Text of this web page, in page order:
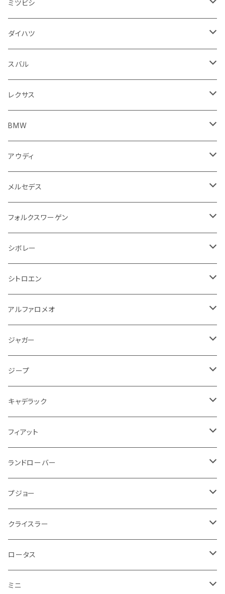
ジープ
ボルボ
ジャガー
プジョー
ランドローバー
ルノー
キャデラック
アストンマーティン
シボレー
フォード
アルファロメオ
ミニ
シトロエン
フィアット
クライスラー
サーブ
ベントレー
ロータス
ポルシェ
ヒュンダイ
フォルクスワーゲン
ジープ
ボルボ
ジャガー
キャデラック
シボレー
シトロエン
アルファロメオ
ランドローバー
フィアット
クライスラー
アストンマーティン
プジョー
ルノー
サーブ
フォード
ミニ
ロータス
マセラティ
ロールスロイス
アストンマーティン
アウディ
ベントレー
BMW
キャデラック
シボレー
クライスラー
シトロエン
フィアット
ヒュンダイ
ジャガー
ジープ
ランドローバー
ロータス
メルセデス ベンツ
ミニ
プジョー
ポルシェ
ルノー
サーブ
バックドアガラス
トランクリッド
ダッシュボード
センタークラスター
グローブボックス
シフトレバー
センターコンソール
ステアリングホイール
ステアリング
パワーステアリング系
エンジン
エンジンVベルト
オイルフィルター
クーラント
その他
ラジエーター
クーラント
ミッション
ドライブシャフト
サスペンション
マフラー
ライト系
ブレーキランプ
方向指示器
ドア系
エアコン系
ブレーキ系
ブレーキランプ
外装系
タイヤ回り系
ドゥカティ
モトグッツイ
アプリリア
KTM
プジョー
ハスクバーナ
ロイヤルエンフィールド
キムコ
SYM
収納用品
インテリア系
灰皿・ゴミ箱
ドリンクホルダー
携帯・スマホホルダー
クッション
ステッカー
ウインカー
足回り
サスペンション
ホイール
駆動系
クラッチ
クラッチホース
フレーム
ライト系
タンク系
キャブレター
その他
アクセルブレーキペダル
オイルクーラー
ケーブル系
吸気系
ラジエーター
ミラー
フェンダー
ギアシフト系
ステアリング系
シートカバー
外装系
タイヤ回り系
エンジン回り
ミラー
サイドミラー
トランクマット
タンドラ
トランクマット
フェンダー周り
フロントガラス回り
サイドミラー
ライト系
エンジン系部品
スポイラー
ワイパー系
バンパー
外装系
バイク ブレーキクラッチレバー
バイク 収納
バイク ハンドル系
ハンドガード
スロットル
シートカバー
バイク その他
バイク フェンダー系
足回り
サスペンション
オイル系
フロントガラス回り
ウォッシャージェット
フェンダー周り
運転席周り
アームレスト
バイク 排気系
マフラー
サイドミラー
バイク ハンドル系
エンジン系
エンジンカバー
足回り系
サスペンション
フロアマット
ボンネット回り
フェンダー周り
フロントガラス回り
リアガラス回り
ライト系
インパネ周り
その他
トランクマット
足回り
サスペンション
ミツビシ
フロアマット
キーホルダー
フロントガラス回り
ワイパー
足回り系
フェンダー
バンパー
ライト系
ヘッドライト
トランクマット
運転席周り
アームレスト
ダイハツ
フロアマット
フロントガラス回り
ワイパー
運転席周り
足回り
サスペンション
スバル
フロアマット
フロントガラス回り
ワイパー
その他
足回り系
フェンダー
レクサス
フロアマット
トランクマット
シートカバー
BMW
フロアマット
オーディオ系
サイドミラー
ハンドル系
その他
リアバンパー
トランクマット
タイヤ回り
泥除け
ホイール
フロントバンパー回り
グリル
ライト系
アウディ
フロアマット
プラグ系
イグニッションコイル
ブレーキ系
アンチロックブレーキ
運転席周り
アームレスト
冷却系
クーラント
フェンダー
ワイパー
トランクマット
ドア回り
タンク系
ケーブル系
バンパー回り
ライト系
ウインカー
その他
メルセデス
フロアマット
リアバンパー
その他
フォルクスワーゲン
フロアマット
プラグ系
イグニッションコイル
ブレーキ系
アンチロックブレーキ
冷却系
クーラント
タンク系
ケーブル系
エンジン系
その他
シボレー
フロアマット
その他
運転席周り
アームレスト
ドア回り
ワイパー
排気系
ガスケット
ダッシュボード
タイヤ回り
泥除け
シトロエン
フロアマット
その他
ライト系
ドア回り
ワイパー
キーホルダー
アルファロメオ
フロアマット
ワイパー
ジャガー
フロアマット
ジープ
フロアマット
収納用品
キャデラック
フロアマット
フィアット
フロアマット
フロントワイパー
リアワイパー
ランドローバー
フロアマット
ダッシュボード
トランクマット
ライト系
プジョー
フロアマット
その他
ライト系
クライスラー
フロアマット
ロータス
フロアマット
ミニ